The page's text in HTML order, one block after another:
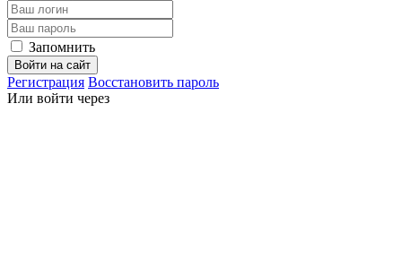
Запомнить
Войти на сайт
Регистрация Восстановить пароль
Или войти через